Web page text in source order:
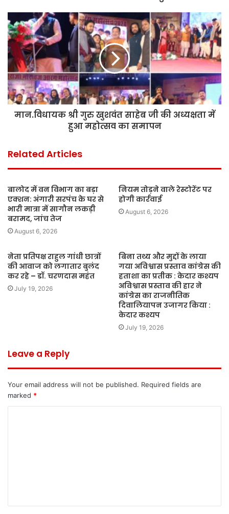
मान.विधायक श्री गुरु खुशवंत साहेब जी की अध्यक्षता में
हुआ महोत्सव का समापन
Related Articles
बालोद में वन विभाग का बड़ा
एक्शन: अंगारी सरपंच के घर से
भारी मात्रा में सागौन लकड़ी
बरामद, जांच तेज
August 6, 2026
नियम तोड़ने वाले रेस्टोरेंट पर
होगी कार्रवाई
August 6, 2026
नेता प्रतिपक्ष राहुल गांधी छात्रों
की आवाज को लगातार बुलंद
कर रहे – डॉ. चरणदास महंत
July 19, 2026
बिना तथ्य और मुद्दों के लाया
गया अविश्वास प्रस्ताव कांग्रेस की
हताशा का प्रतीक : केदार कश्यप
अविश्वास प्रस्ताव की हार ने
कांग्रेस का राजनीतिक
दिवालियापन उजागर किया :
केदार कश्यप
July 19, 2026
Leave a Reply
Your email address will not be published. Required fields are
marked *
t